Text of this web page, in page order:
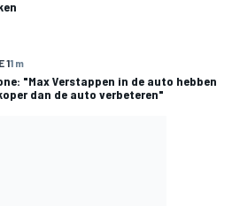
11 m
"Max Verstappen in de auto hebben
dan de auto verbeteren"